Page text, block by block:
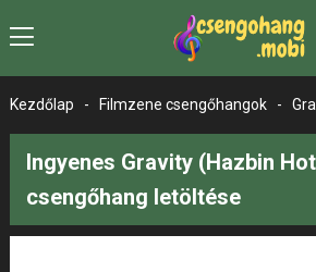
Kezdőlap - Filmzene csengőhangok -
Ingyenes Gravity (Hazbin
csengőhang letöltése